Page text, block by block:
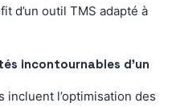
d’un outil TMS adapté à
incontournables d’un
l’optimisation des